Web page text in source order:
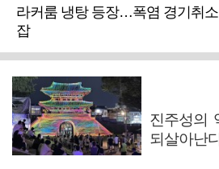
라커룸 냉탕 등장…폭염 경기취
잡
진주성의
되살아난